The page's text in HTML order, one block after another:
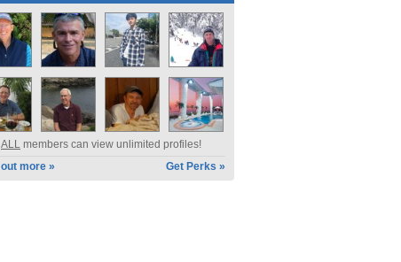
ALL members can view unlimited profiles!
out more »
Get Perks »